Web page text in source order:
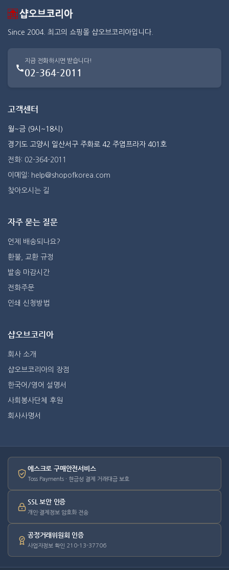
Since 2004. 최고의 쇼핑몰 샵오브코리아입니다.
지금 전화하시면 받습니다!
02-364-2011
고객센터
월~금 (9시~18시)
경기도 고양시 일산서구 주화로 42 주엽프라자 401호
전화: 02-364-2011
이메일: help@shopofkorea.com
찾아오시는 길
자주 묻는 질문
언제 배송되나요?
환불, 교환 규정
발송 마감시간
전화주문
인쇄 신청방법
샵오브코리아
회사 소개
샵오브코리아의 장점
한국어/영어 설명서
사회봉사단체 후원
회사사명서
에스크로 구매안전서비스
Toss Payments · 현금성 결제 거래대금 보호
SSL 보안 인증
개인·결제정보 암호화 전송
공정거래위원회 인증
사업자정보 확인 210-13-37706